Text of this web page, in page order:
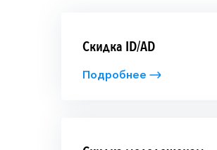
Скидка ID/AD
Подробнее